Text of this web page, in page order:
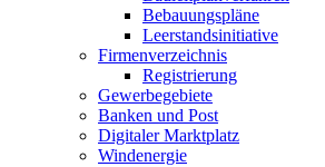
Bebauungspläne
Leerstandsinitiative
Firmenverzeichnis
Registrierung
Gewerbegebiete
Banken und Post
Digitaler Marktplatz
Windenergie